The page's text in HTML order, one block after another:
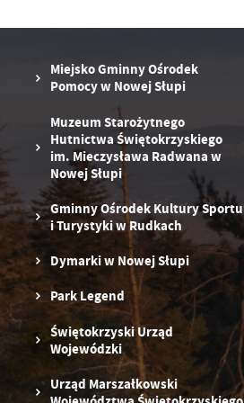
Miejsko Gminny Ośrodek
Pomocy w Nowej Słupi
Muzeum Starożytnego
Hutnictwa Świętokrzyskiego
im. Mieczysława Radwana w
Nowej Słupi
Gminny Ośrodek Kultury Sportu
i Turystyki w Rudkach
Dymarki w Nowej Słupi
Park Legend
Świętokrzyski Urząd
Wojewódzki
Urząd Marszałkowski